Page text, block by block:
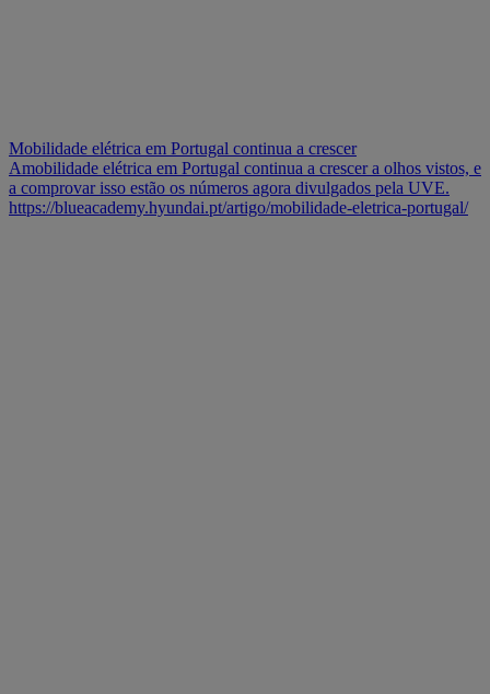
Mobilidade elétrica em Portugal continua a crescer
Amobilidade elétrica em Portugal continua a crescer a olhos vistos, e
a comprovar isso estão os números agora divulgados pela UVE.
https://blueacademy.hyundai.pt/artigo/mobilidade-eletrica-portugal/